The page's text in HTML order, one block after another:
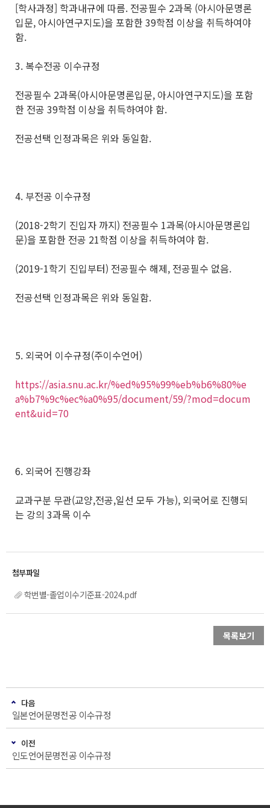
[학사과정] 학과내규에 따름. 전공필수 2과목 (아시아문명론
입문, 아시아연구지도)을 포함한 39학점 이상을 취득하여야
함.
3. 복수전공 이수규정
전공필수 2과목(아시아문명론입문, 아시아연구지도)을 포함
한 전공 39학점 이상을 취득하여야 함.
전공선택 인정과목은 위와 동일함.
4. 부전공 이수규정
(2018-2학기 진입자 까지) 전공필수 1과목(아시아문명론입
문)을 포함한 전공 21학점 이상을 취득하여야 함.
(2019-1학기 진입부터) 전공필수 해제, 전공필수 없음.
전공선택 인정과목은 위와 동일함.
5. 외국어 이수규정(주이수언어)
https://asia.snu.ac.kr/%ed%95%99%eb%b6%80%e
a%b7%9c%ec%a0%95/document/59/?mod=docum
ent&uid=70
6. 외국어 진행강좌
교과구분 무관(교양,전공,일선 모두 가능), 외국어로 진행되
는 강의 3과목 이수
학번별-졸업이수기준표-2024.pdf
목록보기
다음
일본언어문명전공 이수규정
이전
인도언어문명전공 이수규정